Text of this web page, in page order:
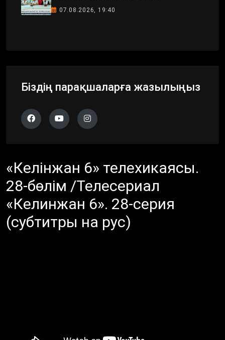
07.08.2026, 19:40
Біздің парақшаларға жазылыңыз
«Келінжан 6» телехикаясы.
28-бөлім /Телесериал
«Келинжан 6». 28-серия
(субтитры на рус)